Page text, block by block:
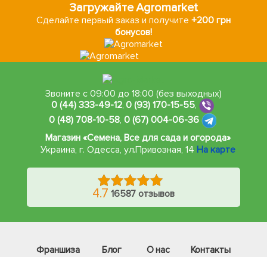
Загружайте Agromarket
Сделайте первый заказ и получите +200 грн
бонусов!
Звоните с 09:00 до 18:00 (без выходных)
0 (44) 333-49-12,0 (93) 170-15-55,
0 (48) 708-10-58, 0 (67) 004-06-36
Магазин «Семена, Все для сада и огорода»
Украина, г. Одесса, ул.Привозная, 14 На карте
4.7 16587 отзывов
Франшиза Блог О нас
Контакты